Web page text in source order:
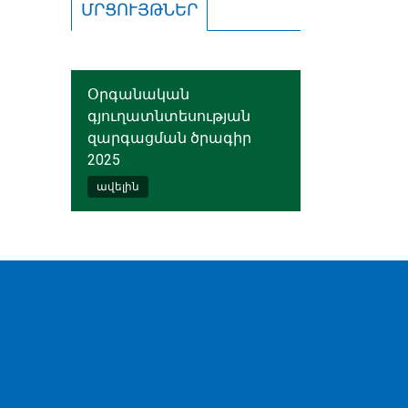
ՄՐՑՈՒՅԹՆԵՐ
Օրգանական
գյուղատնտեսության
զարգացման ծրագիր
2025
ավելին